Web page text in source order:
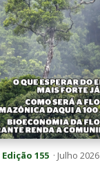
semana